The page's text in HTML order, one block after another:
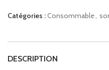
Catégories :Consommable,
DESCRIPTION